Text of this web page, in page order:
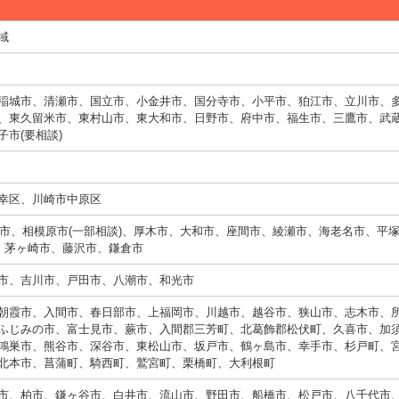
城市、清瀬市、国立市、小金井市、国分寺市、小平市、狛江市、立川市、
東久留米市、東村山市、東大和市、日野市、府中市、福生市、三鷹市、武
市(要相談)
区、川崎市中原区
、相模原市(一部相談)、厚木市、大和市、座間市、綾瀬市、海老名市、平
ヶ崎市、藤沢市、鎌倉市
、吉川市、戸田市、八潮市、和光市
霞市、入間市、春日部市、上福岡市、川越市、越谷市、狭山市、志木市、
じみの市、富士見市、蕨市、入間郡三芳町、北葛飾郡松伏町、久喜市、加
巣市、熊谷市、深谷市、東松山市、坂戸市、鶴ヶ島市、幸手市、杉戸町、
本市、菖蒲町、騎西町、鷲宮町、栗橋町、大利根町
、柏市、鎌ヶ谷市、白井市、流山市、野田市、船橋市、松戸市、八千代市